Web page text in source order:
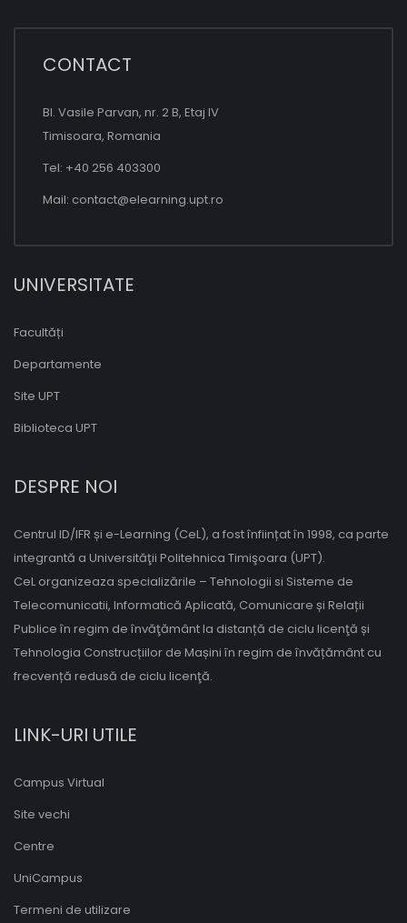
CONTACT
Bl. Vasile Parvan, nr. 2 B, Etaj IV
Timisoara, Romania
Tel: +40 256 403300
Mail: contact@elearning.upt.ro
UNIVERSITATE
Facultăți
Departamente
Site UPT
Biblioteca UPT
DESPRE NOI
Centrul ID/IFR și e-Learning (CeL), a fost înființat în 1998, ca parte
integrantă a Universităţii Politehnica Timişoara (UPT).
CeL organizeaza specializările – Tehnologii si Sisteme de
Telecomunicatii, Informatică Aplicată, Comunicare și Relații
Publice în regim de învăţământ la distanță de ciclu licenţă și
Tehnologia Construcțiilor de Mașini în regim de învățământ cu
frecvență redusă de ciclu licenţă.
LINK-URI UTILE
Campus Virtual
Site vechi
Centre
UniCampus
Termeni de utilizare